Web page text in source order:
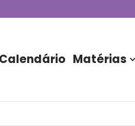
do Nubank Parque
Calendário Matérias